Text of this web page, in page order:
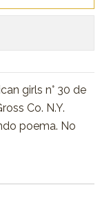
girls n° 30 de
Co. N.Y.
poema. No